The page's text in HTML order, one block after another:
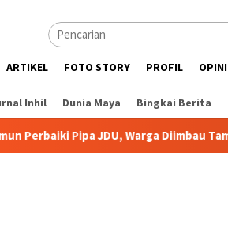
ARTIKEL FOTO STORY PROFIL OPINI
Inhil Dunia Maya Bingkai Berita
JDU, Warga Diimbau Tampung Air